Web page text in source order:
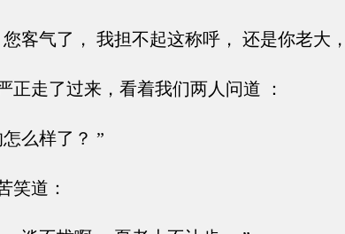
客气了， 我担不起这称呼， 还是你老大
正走了过来，看着我们两人问道 ：
么样了？ ”
笑道：